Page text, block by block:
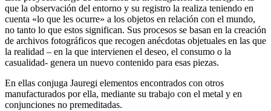
que la observación del entorno y su registro la realiza teniendo en
cuenta «lo que les ocurre» a los objetos en relación con el mundo,
no tanto lo que estos significan. Sus procesos se basan en la creación
de archivos fotográficos que recogen anécdotas objetuales en las que
la realidad – en la que intervienen el deseo, el consumo o la
casualidad- genera un nuevo contenido para esas piezas.
En ellas conjuga Jauregi elementos encontrados con otros
manufacturados por ella, mediante su trabajo con el metal y en
conjunciones no premeditadas.